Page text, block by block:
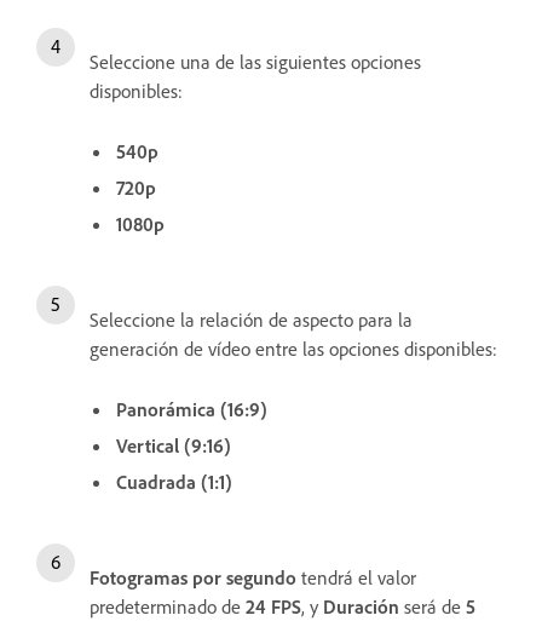
Seleccione una de las siguientes opciones
disponibles:
540p
720p
1080p
Seleccione la relación de aspecto para la
generación de vídeo entre las opciones disponibles:
Panorámica (16:9)
Vertical (9:16)
Cuadrada (1:1)
Fotogramas por segundo tendrá el valor
predeterminado de 24 FPS, y Duración será de 5